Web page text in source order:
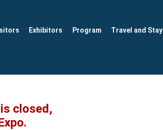
Exhibitors Program Travel and Stay
closed,